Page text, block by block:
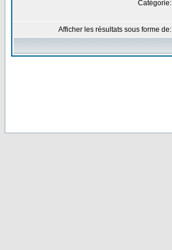
Catégorie:
Afficher les résultats sous forme de: